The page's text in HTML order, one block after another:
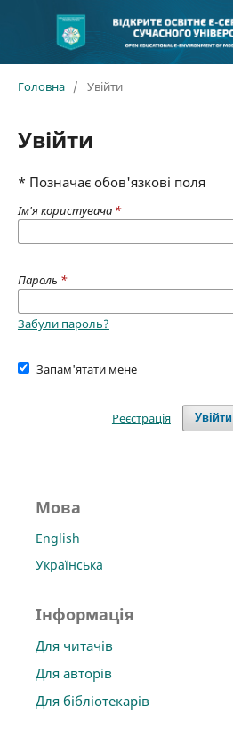
Головна / Увійти
Увійти
* Позначає обов'язкові поля
Ім'я користувача *
Пароль *
Забули пароль?
Запам'ятати мене
Увійти
Реєстрація
Мова
English
Українська
Інформація
Для читачів
Для авторів
Для бібліотекарів